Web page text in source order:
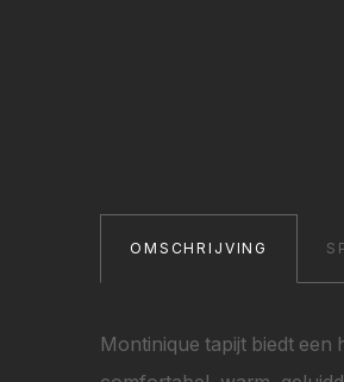
OMSCHRIJVING
Montinique tapijt biedt een